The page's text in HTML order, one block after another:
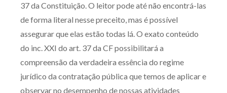
37 da Constituição. O leitor pode até não encontrá-las
de forma literal nesse preceito, mas é possível
assegurar que elas estão todas lá. O exato conteúdo
do inc. XXI do art. 37 da CF possibilitará a
compreensão da verdadeira essência do regime
jurídico da contratação pública que temos de aplicar e
observar no desempenho de nossas atividades